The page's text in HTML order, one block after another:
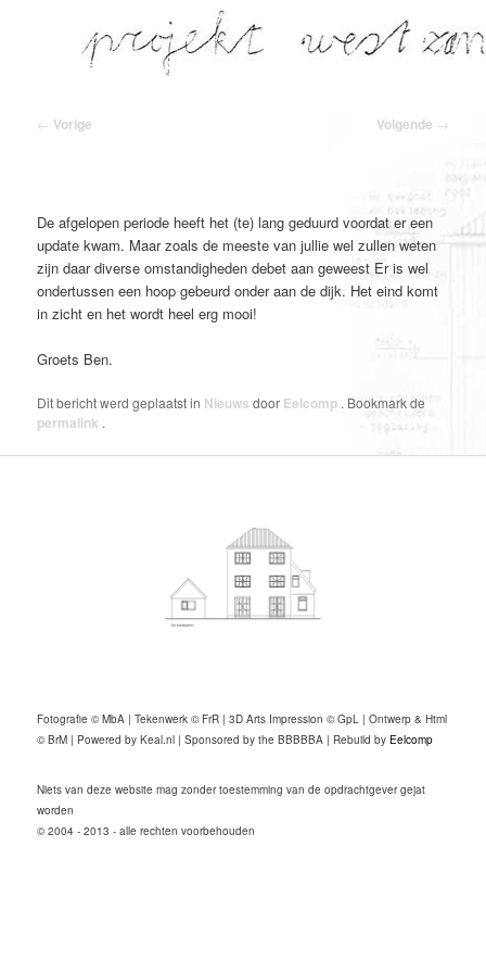
Bericht
← Vorige Volgende →
De afgelopen periode heeft het (te) lang geduurd voordat er een
update kwam. Maar zoals de meeste van jullie wel zullen weten
zijn daar diverse omstandigheden debet aan geweest Er is wel
ondertussen een hoop gebeurd onder aan de dijk. Het eind komt
in zicht en het wordt heel erg mooi!
Groets Ben.
Dit bericht werd geplaatst in Nieuws door Eelcomp . Bookmark de
permalink .
Fotografie © MbA | Tekenwerk © FrR | 3D Arts Impression © GpL | Ontwerp & Html
© BrM | Powered by Keal.nl | Sponsored by the BBBBBA | Rebuild byEelcomp
Niets van deze website mag zonder toestemming van de opdrachtgever gejat
worden
© 2004 - 2013 - alle rechten voorbehouden